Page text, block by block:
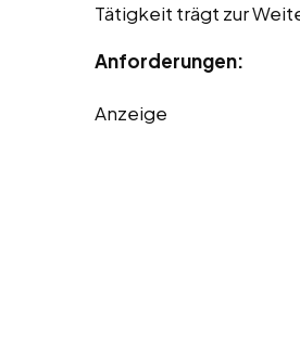
Tätigkeit trägt zur
Anforderungen:
Anzeige